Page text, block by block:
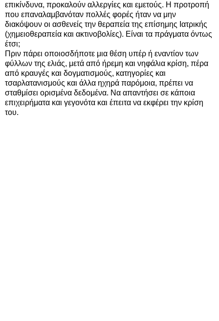
επικίνδυνα, προκαλούν αλλεργίες και εμετούς. Η προτροπή
που επαναλαμβανόταν πολλές φορές ήταν να μην
διακόψουν οι ασθενείς την θεραπεία της επίσημης Ιατρικής
(χημειοθεραπεία και ακτινοβολίες). Είναι τα πράγματα όντως
έτσι;
Πριν πάρει οποιοσδήποτε μια θέση υπέρ ή εναντίον των
φύλλων της ελιάς, μετά από ήρεμη και νηφάλια κρίση, πέρα
από κραυγές και δογματισμούς, κατηγορίες και
τσαρλατανισμούς και άλλα ηχηρά παρόμοια, πρέπει να
σταθμίσει ορισμένα δεδομένα. Να απαντήσει σε κάποια
επιχειρήματα και γεγονότα και έπειτα να εκφέρει την κρίση
του.